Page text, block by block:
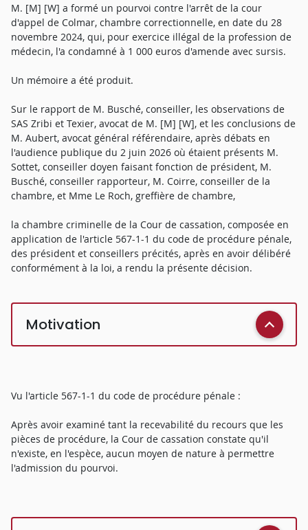
M. [M] [W] a formé un pourvoi contre l'arrêt de la cour
d'appel de Colmar, chambre correctionnelle, en date du 28
novembre 2024, qui, pour exercice illégal de la profession de
médecin, l'a condamné à 1 000 euros d'amende avec sursis.
Un mémoire a été produit.
Sur le rapport de M. Busché, conseiller, les observations de
SAS Zribi et Texier, avocat de M. [M] [W], et les conclusions de
M. Aubert, avocat général référendaire, après débats en
l'audience publique du 2 juin 2026 où étaient présents M.
Sottet, conseiller doyen faisant fonction de président, M.
Busché, conseiller rapporteur, M. Coirre, conseiller de la
chambre, et Mme Le Roch, greffière de chambre,
la chambre criminelle de la Cour de cassation, composée en
application de l'article 567-1-1 du code de procédure pénale,
des président et conseillers précités, après en avoir délibéré
conformément à la loi, a rendu la présente décision.
Motivation
Vu l'article 567-1-1 du code de procédure pénale :
Après avoir examiné tant la recevabilité du recours que les
pièces de procédure, la Cour de cassation constate qu'il
n'existe, en l'espèce, aucun moyen de nature à permettre
l'admission du pourvoi.